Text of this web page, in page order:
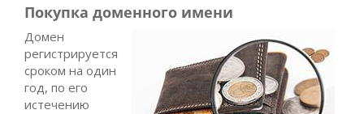
Покупка доменного имени
Домен
регистрируется
сроком на один
год, по его
истечению